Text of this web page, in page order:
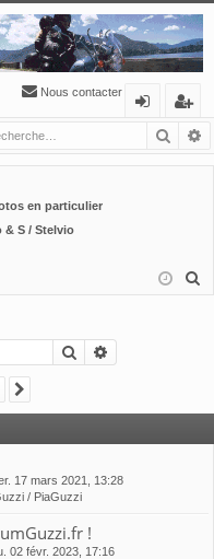
Nous contacter
n
’e
nr
re
en particulier
& S / Stelvio
h
Rechercher
17 mars 2021, 13:28
/ PiaGuzzi
!
02 févr. 2023, 17:16